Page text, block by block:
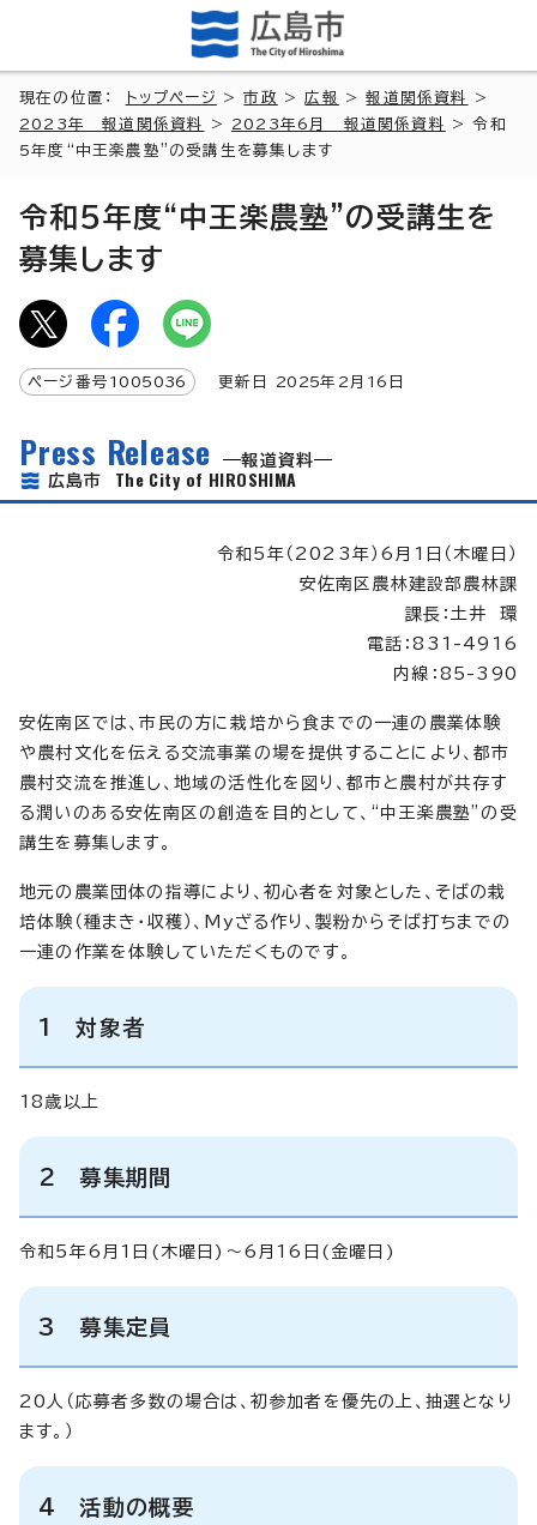
現在の位置： トップページ >市政 >広報 >報道関係資料
>
2023年 報道関係資料
> 2023年6月 報道関係資料
> 令和
5年度“中王楽農塾”の受講生を募集します
令和5年度“中王楽農塾”の受講生を
募集します
ページ番号 1005036 更新日 2025年2月 16 日
Press Release
報道資料
広島市 The City of HIROSHIMA
令和5年（2023年）6月1日（木曜日）
安佐南区農林建設部農林課
課長：土井 環
電話：831-4916
内線：85-390
安佐南区では、市民の方に栽培から食までの一連の農業体験
や農村文化を伝える交流事業の場を提供することにより、都市
農村交流を推進し、地域の活性化を図り、都市と農村が共存す
る潤いのある安佐南区の創造を目的として、“中王楽農塾”の受
講生を募集します。
地元の農業団体の指導により、初心者を対象とした、そばの栽
培体験（種まき・収穫）、Myざる作り、製粉からそば打ちまでの
一連の作業を体験していただくものです。
1 対象者
18歳以上
2 募集期間
令和5年6月1日(木曜日)～6月16日(金曜日)
3 募集定員
20人（応募者多数の場合は、初参加者を優先の上、抽選となり
ます。）
4 活動の概要